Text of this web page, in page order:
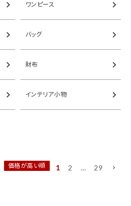
ワンピース
バッグ
財布
インテリア小物
価格が高い順 1 2 … 29